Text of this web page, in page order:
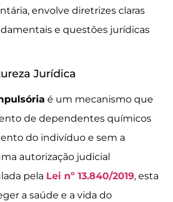
envolve diretrizes claras
e questões jurídicas
Jurídica
é um mecanismo que
de dependentes químicos
do indivíduo e sem a
autorização judicial
pela Lei nº 13.840/2019, esta
a saúde e a vida do